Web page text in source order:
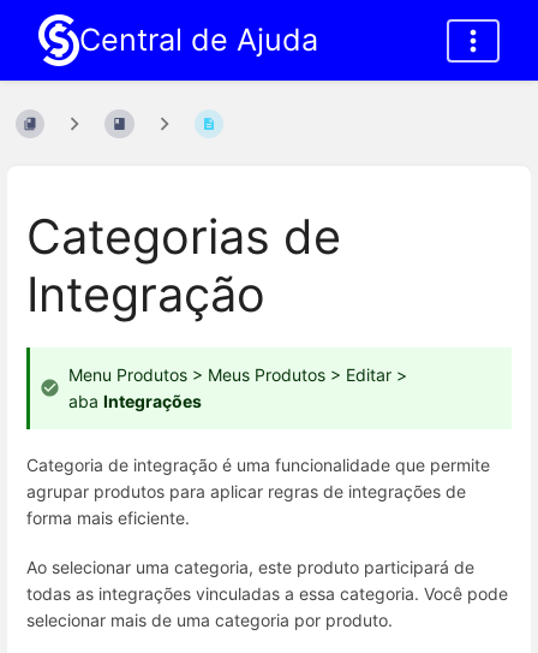
Central de Ajuda
Categorias de
Integração
Menu Produtos > Meus Produtos > Editar >
aba Integrações
Categoria de integração é uma funcionalidade que permite
agrupar produtos para aplicar regras de integrações de
forma mais eficiente.
Ao selecionar uma categoria, este produto participará de
todas as integrações vinculadas a essa categoria. Você pode
selecionar mais de uma categoria por produto.